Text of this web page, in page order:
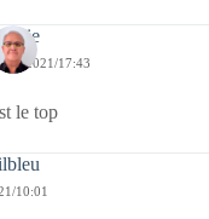
06/2021/17:43
le top
10:01